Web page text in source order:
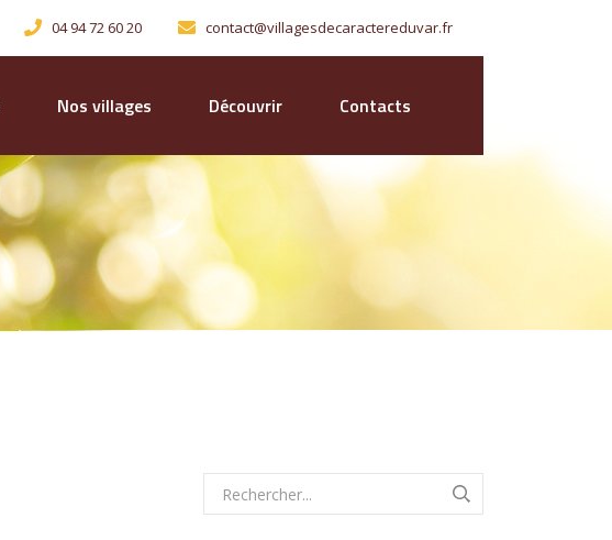
04 94 72 60 20 contact@villagesdecaractereduvar.fr
Nos villages Découvrir Contacts